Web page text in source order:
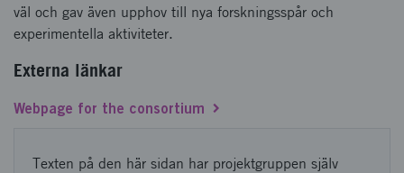
väl och gav även upphov till nya forskningsspår och
experimentella aktiviteter.
Externa länkar
Webpage for the consortium
Texten på den här sidan har projektgruppen själv